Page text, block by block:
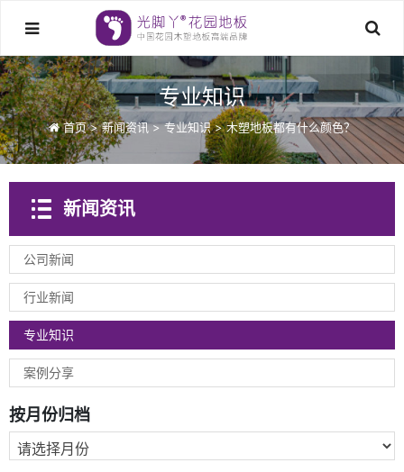
专业知识
首页 >新闻资讯 >专业知识 >木塑地板都有什么颜色？
新闻资讯
公司新闻
行业新闻
专业知识
案例分享
按月份归档